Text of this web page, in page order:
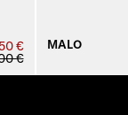
€
€
MALO